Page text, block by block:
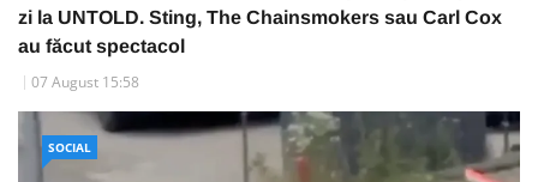
zi la UNTOLD. Sting, The Chainsmokers sau Carl Cox
au făcut spectacol
07 August 15:58
SOCIAL